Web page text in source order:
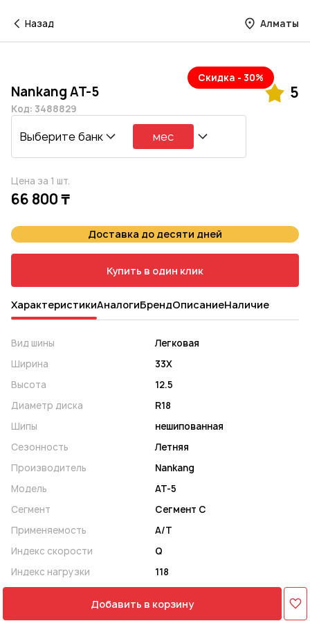
Назад Алматы
Скидка - 30%
Nankang AT-5 5
Код: 3488829
Выберите банк мес
Цена за 1 шт.
66 800 ₸
Доставка до десяти дней
Купить в один клик
ХарактеристикиАналогиБрендОписаниеНаличие
Вид шины
Легковая
Ширина
33X
Высота
12.5
Диаметр диска
R18
Шипы
нешипованная
Сезонность
Летняя
Производитель
Nankang
Модель
AT-5
Сегмент
Сегмент C
Применяемость
A/T
Индекс скорости
Q
Индекс нагрузки
118
Добавить в корзину